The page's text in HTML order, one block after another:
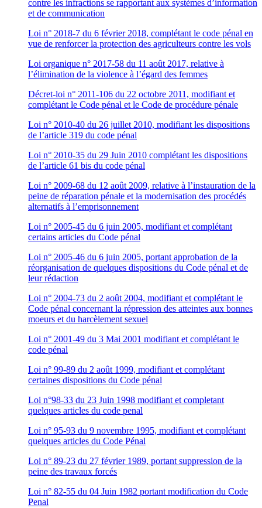
contre les infractions se rapportant aux systèmes d’information
et de communication
Loi n° 2018-7 du 6 février 2018, complétant le code pénal en
vue de renforcer la protection des agriculteurs contre les vols
Loi organique n° 2017-58 du 11 août 2017, relative à
l’élimination de la violence à l’égard des femmes
Décret-loi n° 2011-106 du 22 octobre 2011, modifiant et
complétant le Code pénal et le Code de procédure pénale
Loi n° 2010-40 du 26 juillet 2010, modifiant les dispositions
de l’article 319 du code pénal
Loi n° 2010-35 du 29 Juin 2010 complétant les dispositions
de l’article 61 bis du code pénal
Loi n° 2009-68 du 12 août 2009, relative à l’instauration de la
peine de réparation pénale et la modernisation des procédés
alternatifs à l’emprisonnement
Loi n° 2005-45 du 6 juin 2005, modifiant et complétant
certains articles du Code pénal
Loi n° 2005-46 du 6 juin 2005, portant approbation de la
réorganisation de quelques dispositions du Code pénal et de
leur rédaction
Loi n° 2004-73 du 2 août 2004, modifiant et complétant le
Code pénal concernant la répression des atteintes aux bonnes
moeurs et du harcèlement sexuel
Loi n° 2001-49 du 3 Mai 2001 modifiant et complétant le
code pénal
Loi n° 99-89 du 2 août 1999, modifiant et complétant
certaines dispositions du Code pénal
Loi n°98-33 du 23 Juin 1998 modifiant et completant
quelques articles du code penal
Loi n° 95-93 du 9 novembre 1995, modifiant et complétant
quelques articles du Code Pénal
Loi n° 89-23 du 27 février 1989, portant suppression de la
peine des travaux forcés
Loi n° 82-55 du 04 Juin 1982 portant modification du Code
Penal